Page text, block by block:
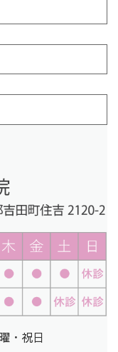
・祝日